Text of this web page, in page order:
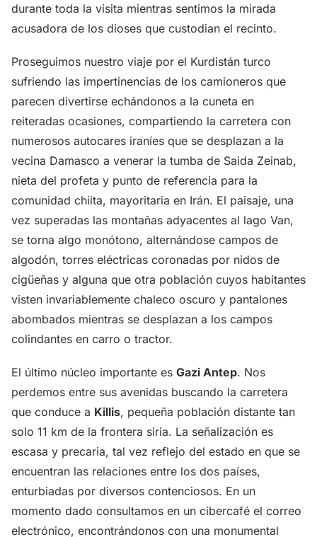
durante toda la visita mientras sentimos la mirada
acusadora de los dioses que custodian el recinto.
Proseguimos nuestro viaje por el Kurdistán turco
sufriendo las impertinencias de los camioneros que
parecen divertirse echándonos a la cuneta en
reiteradas ocasiones, compartiendo la carretera con
numerosos autocares iraníes que se desplazan a la
vecina Damasco a venerar la tumba de Saida Zeinab,
nieta del profeta y punto de referencia para la
comunidad chiita, mayoritaria en Irán. El paisaje, una
vez superadas las montañas adyacentes al lago Van,
se torna algo monótono, alternándose campos de
algodón, torres eléctricas coronadas por nidos de
cigüeñas y alguna que otra población cuyos habitantes
visten invariablemente chaleco oscuro y pantalones
abombados mientras se desplazan a los campos
colindantes en carro o tractor.
El último núcleo importante es Gazi Antep. Nos
perdemos entre sus avenidas buscando la carretera
que conduce a Killis, pequeña población distante tan
solo 11 km de la frontera siria. La señalización es
escasa y precaria, tal vez reflejo del estado en que se
encuentran las relaciones entre los dos países,
enturbiadas por diversos contenciosos. En un
momento dado consultamos en un cibercafé el correo
electrónico, encontrándonos con una monumental